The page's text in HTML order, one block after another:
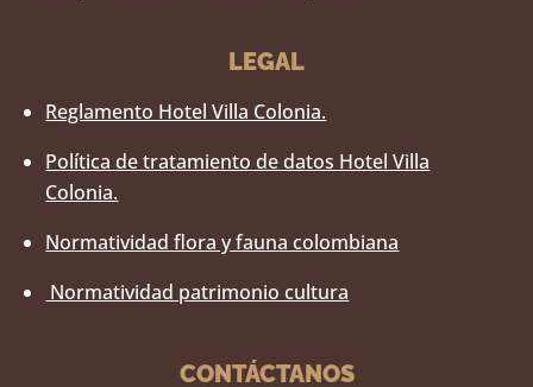
LEGAL
Reglamento Hotel Villa Colonia.
Política de tratamiento de datos Hotel Villa
Colonia.
Normatividad flora y fauna colombiana
Normatividad patrimonio cultura
CONTÁCTANOS